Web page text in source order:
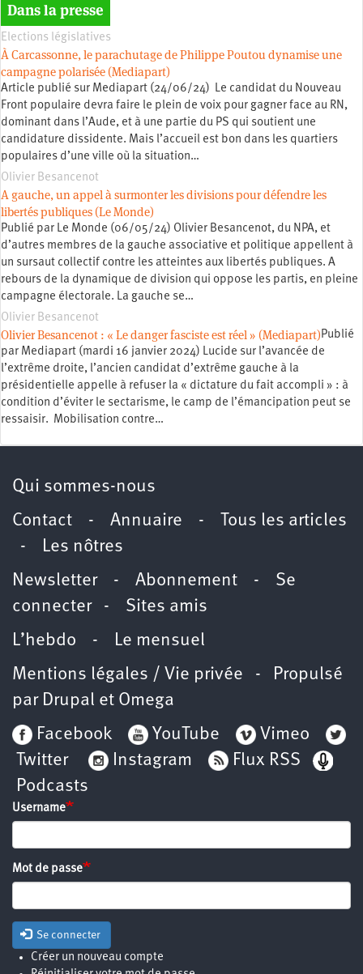
Dans la presse
Elections législatives
À Carcassonne, le parachutage de Philippe Poutou dynamise une
campagne polarisée (Mediapart)
Article publié sur Mediapart (24/06/24) Le candidat du Nouveau
Front populaire devra faire le plein de voix pour gagner face au RN,
dominant dans l’Aude, et à une partie du PS qui soutient une
candidature dissidente. Mais l’accueil est bon dans les quartiers
populaires d’une ville où la situation…
Olivier Besancenot
A gauche, un appel à surmonter les divisions pour défendre les
libertés publiques (Le Monde)
Publié par Le Monde (06/05/24) Olivier Besancenot, du NPA, et
d’autres membres de la gauche associative et politique appellent à
un sursaut collectif contre les atteintes aux libertés publiques. A
rebours de la dynamique de division qui oppose les partis, en pleine
campagne électorale. La gauche se…
Olivier Besancenot
Olivier Besancenot : « Le danger fasciste est réel » (Mediapart)Publié
par Mediapart (mardi 16 janvier 2024) Lucide sur l’avancée de
l’extrême droite, l’ancien candidat d’extrême gauche à la
présidentielle appelle à refuser la « dictature du fait accompli » : à
condition d’éviter le sectarisme, le camp de l’émancipation peut se
ressaisir. Mobilisation contre…
Qui sommes-nous
Contact - Annuaire -
Tous les articles
- Les nôtres
Newsletter- Abonnement - Se
connecter- Sites amis
L’hebdo - Le mensuel
Mentions légales / Vie privée - Propulsé
par Drupal et Omega
Facebook
YouTube
Vimeo
Twitter
Instagram
Flux RSS
Podcasts
Username
Mot de passe
Se connecter
Créer un nouveau compte